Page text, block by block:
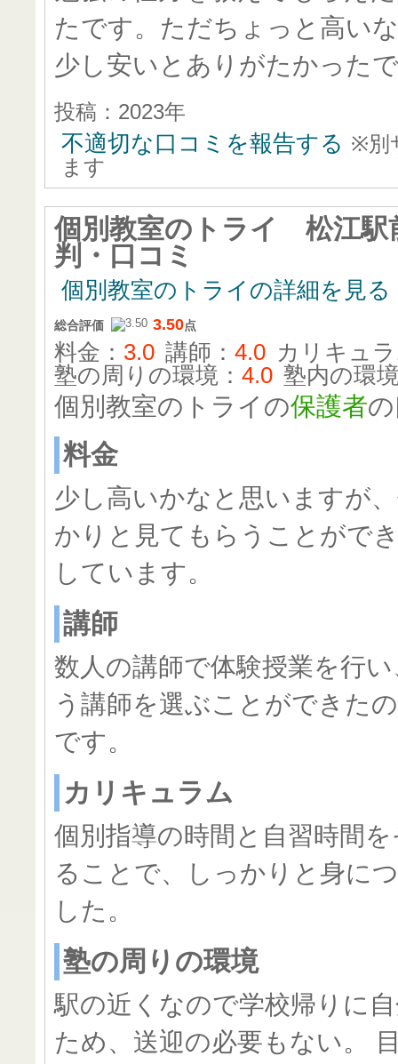
たです。ただちょっと高い
少し安いとありがたかった
投稿：2023年
不適切な口コミを報告する ※別
ます
個別教室のトライ 松江駅
判・口コミ
個別教室のトライの詳細を見る
総合評価 3.50点
料金： 3.0 講師： 4.0 カリキュ
塾の周りの環境： 4.0 塾内の環
個別教室のトライの保護者
料金
少し高いかなと思いますが
かりと見てもらうことがで
しています。
講師
数人の講師で体験授業を行
う講師を選ぶことができた
です。
カリキュラム
個別指導の時間と自習時間
ることで、しっかりと身に
した。
塾の周りの環境
駅の近くなので学校帰りに
ため、送迎の必要もない。